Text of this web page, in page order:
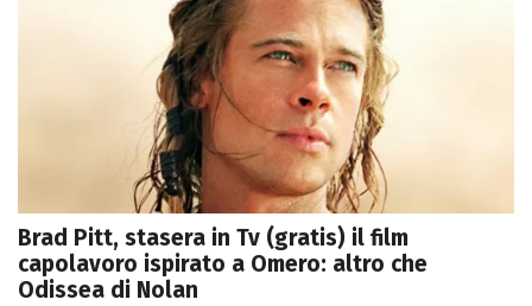
Brad Pitt, stasera in Tv (gratis) il film
capolavoro ispirato a Omero: altro che
Odissea di Nolan